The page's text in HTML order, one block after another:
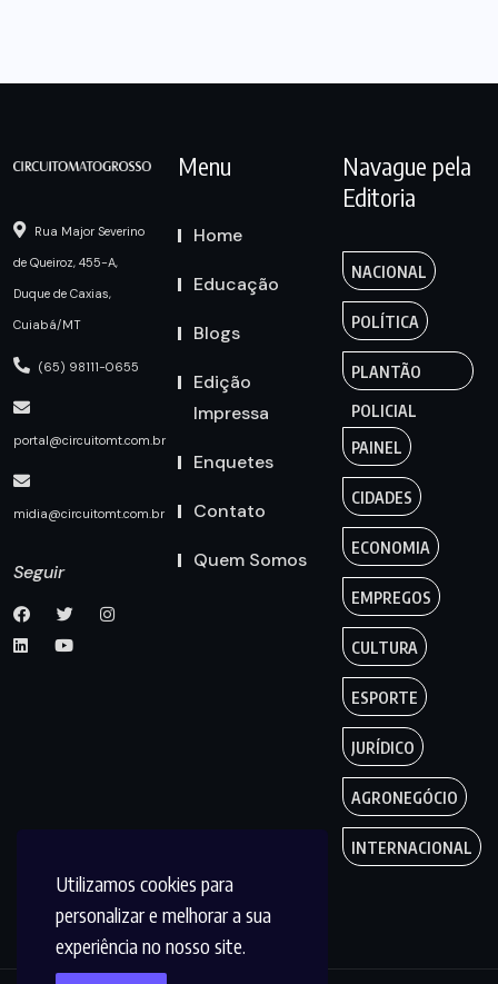
Utilizamos cookies para
personalizar e melhorar a sua
experiência no nosso site.
Rua Major Severino
de Queiroz, 455-A,
Duque de Caxias,
Cuiabá/MT
(65) 98111-0655
portal@circuitomt.com.br
midia@circuitomt.com.br
Seguir
Menu
Home
Educação
Blogs
Edição
Impressa
Enquetes
Contato
Quem Somos
Navague pela
Editoria
NACIONAL
POLÍTICA
PLANTÃO
POLICIAL
PAINEL
CIDADES
ECONOMIA
EMPREGOS
CULTURA
ESPORTE
JURÍDICO
AGRONEGÓCIO
INTERNACIONAL